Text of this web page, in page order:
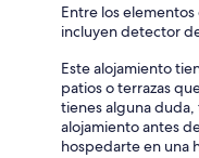
Entre los
incluyen detector
Este alojamiento
patios o terrazas
tienes alguna
alojamiento antes
hospedarte en una